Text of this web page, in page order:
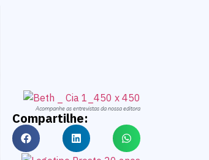
Acompanhe as entrevistas da nossa editora
Compartilhe: